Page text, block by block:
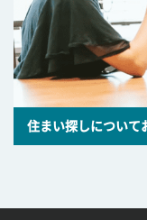
住まい探しについて